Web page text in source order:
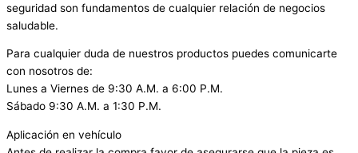
seguridad son fundamentos de cualquier relación de negocios
saludable.
Para cualquier duda de nuestros productos puedes comunicarte
con nosotros de:
Lunes a Viernes de 9:30 A.M. a 6:00 P.M.
Sábado 9:30 A.M. a 1:30 P.M.
Aplicación en vehículo